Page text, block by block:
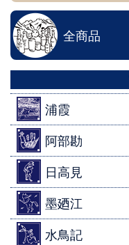
全商品
浦霞
阿部勘
日高見
墨廼江
水鳥記